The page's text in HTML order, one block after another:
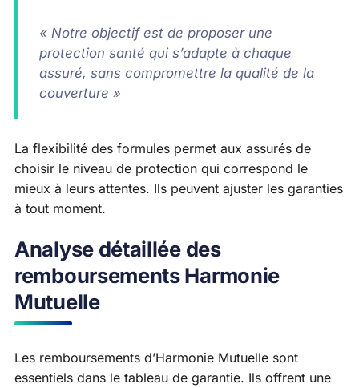
« Notre objectif est de proposer une
protection santé qui s’adapte à chaque
assuré, sans compromettre la qualité de la
couverture »
La flexibilité des formules permet aux assurés de
choisir le niveau de protection qui correspond le
mieux à leurs attentes. Ils peuvent ajuster les garanties
à tout moment.
Analyse détaillée des
remboursements Harmonie
Mutuelle
Les remboursements d’Harmonie Mutuelle sont
essentiels dans le tableau de garantie. Ils offrent une